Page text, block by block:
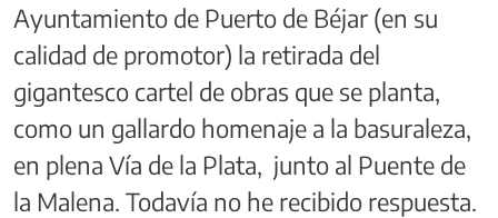
Ayuntamiento de Puerto de Béjar (en su
calidad de promotor) la retirada del
gigantesco cartel de obras que se planta,
como un gallardo homenaje a la basuraleza,
en plena Vía de la Plata, junto al Puente de
la Malena. Todavía no he recibido respuesta.